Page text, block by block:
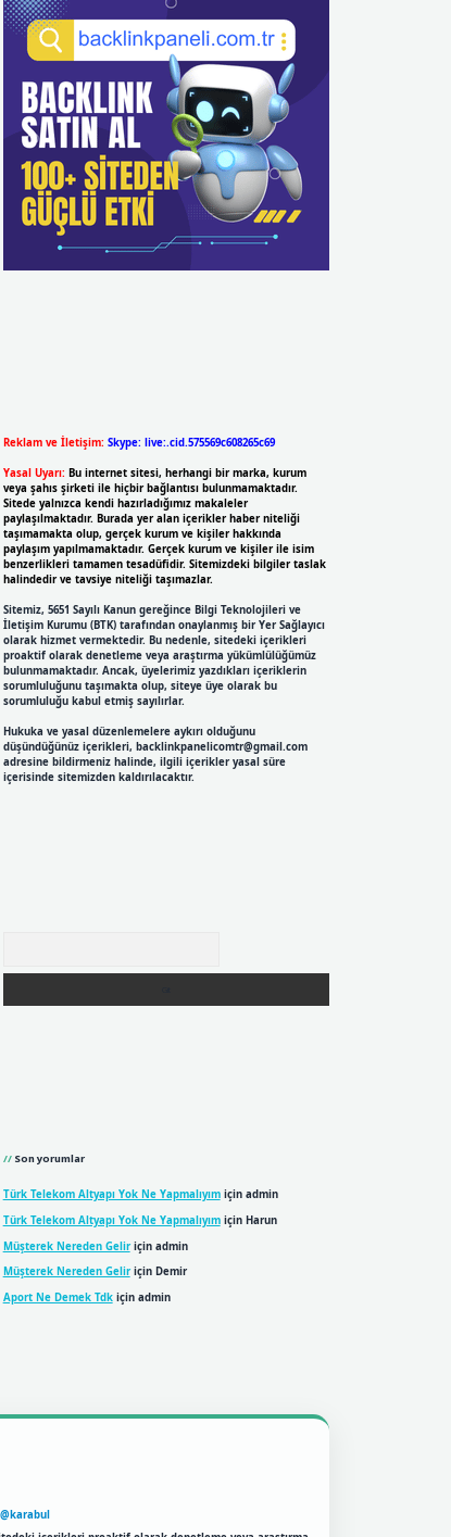
Reklam ve İletişim: Skype: live:.cid.575569c608265c69
Yasal Uyarı: Bu internet sitesi, herhangi bir marka, kurum
veya şahıs şirketi ile hiçbir bağlantısı bulunmamaktadır.
Sitede yalnızca kendi hazırladığımız makaleler
paylaşılmaktadır. Burada yer alan içerikler haber niteliği
taşımamakta olup, gerçek kurum ve kişiler hakkında
paylaşım yapılmamaktadır. Gerçek kurum ve kişiler ile isim
benzerlikleri tamamen tesadüfidir. Sitemizdeki bilgiler taslak
halindedir ve tavsiye niteliği taşımazlar.
Sitemiz, 5651 Sayılı Kanun gereğince Bilgi Teknolojileri ve
İletişim Kurumu (BTK) tarafından onaylanmış bir Yer Sağlayıcı
olarak hizmet vermektedir. Bu nedenle, sitedeki içerikleri
proaktif olarak denetleme veya araştırma yükümlülüğümüz
bulunmamaktadır. Ancak, üyelerimiz yazdıkları içeriklerin
sorumluluğunu taşımakta olup, siteye üye olarak bu
sorumluluğu kabul etmiş sayılırlar.
Hukuka ve yasal düzenlemelere aykırı olduğunu
düşündüğünüz içerikleri, backlinkpanelicomtr@gmail.com
adresine bildirmeniz halinde, ilgili içerikler yasal süre
içerisinde sitemizden kaldırılacaktır.
Son yorumlar
Türk Telekom Altyapı Yok Ne Yapmalıyımiçin admin
Türk Telekom Altyapı Yok Ne Yapmalıyımiçin Harun
Müşterek Nereden Geliriçin admin
Müşterek Nereden Geliriçin Demir
Aport Ne Demek Tdkiçin admin